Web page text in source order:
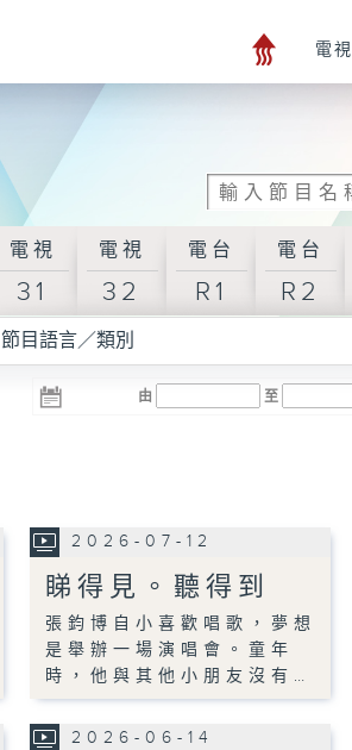
電視
電視
31
電視
32
電台
R1
電台
R2
節目語言／類別
由 至
2026-07-12
睇得見。聽得到
張鈞博自小喜歡唱歌，夢想
是舉辦一場演唱會。童年
時，他與其他小朋友沒有…
2026-06-14